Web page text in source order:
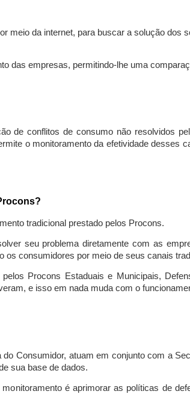
meio da internet, para buscar a solução dos
das empresas, permitindo-lhe uma
de conflitos de consumo não resolvidos
o monitoramento da efetividade desses
tradicional prestado pelos Procons.
seu problema diretamente com as
consumidores por meio de seus canais
Procons Estaduais e Municipais,
e isso em nada muda com o
Consumidor, atuam em conjunto com a
sua base de dados.
é aprimorar as políticas de